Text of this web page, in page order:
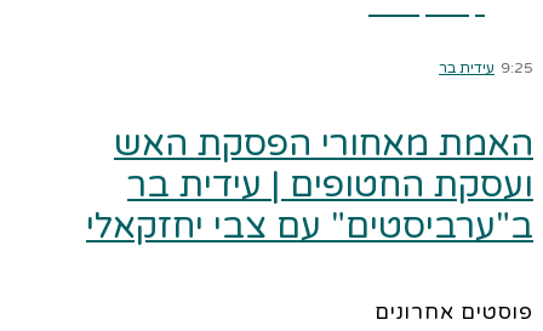
9:25 עידית בר
האמת מאחורי הפסקת האש
ועסקת החטופים | עידית בר
ב"ערביסטים" עם צבי יחזקאלי
פוסטים אחרונים